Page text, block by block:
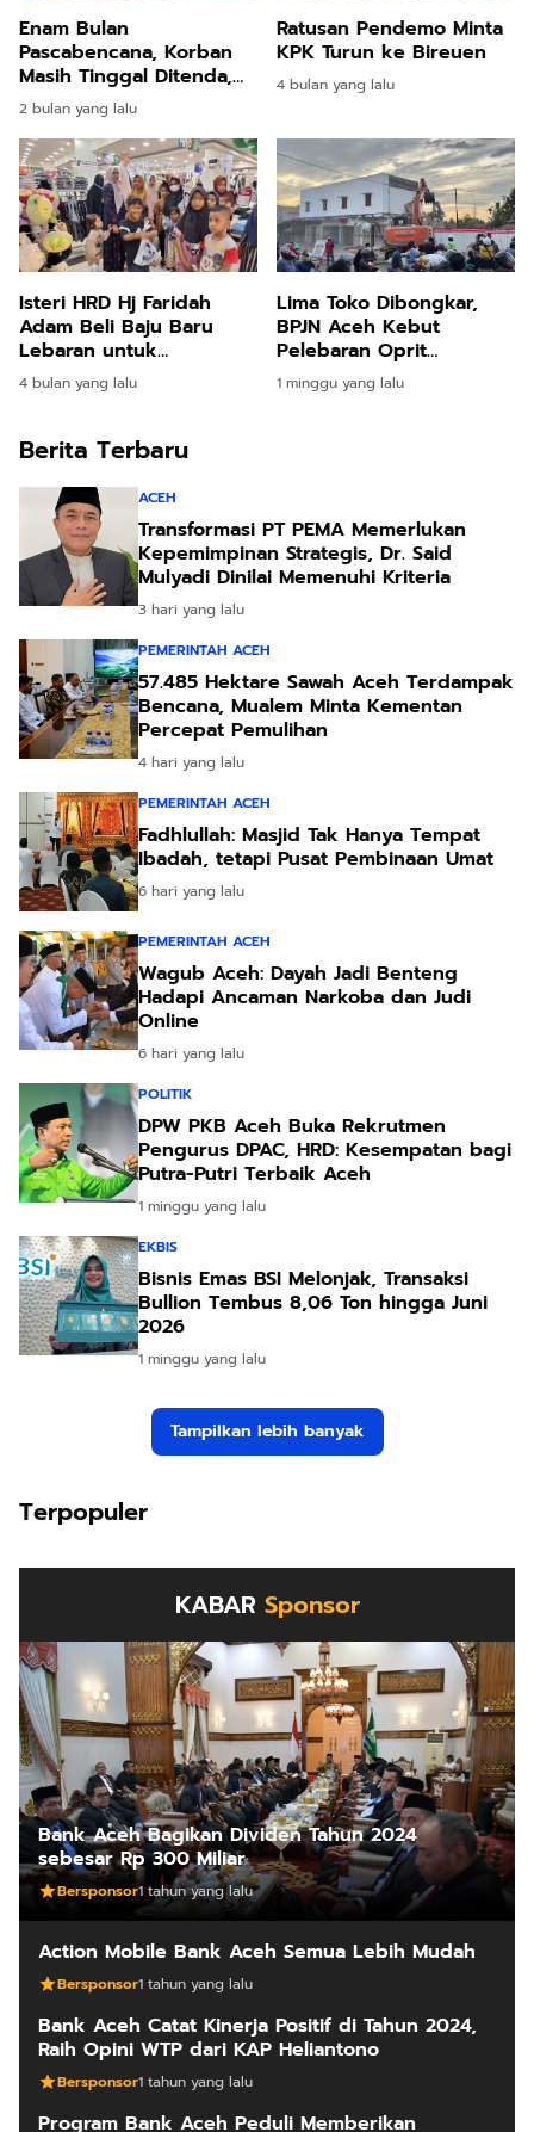
Enam Bulan
Pascabencana, Korban
Masih Tinggal Ditenda,
Surya Dharma
Pertanyakan Keseriusan
Bupati Bireuen
2 bulan yang lalu
Ratusan Pendemo Minta
KPK Turun ke Bireuen
4 bulan yang lalu
Isteri HRD Hj Faridah
Adam Beli Baju Baru
Lebaran untuk
Pengungsi Banjir di
Bireuen
4 bulan yang lalu
Lima Toko Dibongkar,
BPJN Aceh Kebut
Pelebaran Oprit
Jembatan Baru Kuta
Blang
1 minggu yang lalu
Berita Terbaru
ACEH
Transformasi PT PEMA Memerlukan
Kepemimpinan Strategis, Dr. Said
Mulyadi Dinilai Memenuhi Kriteria
3 hari yang lalu
PEMERINTAH ACEH
57.485 Hektare Sawah Aceh Terdampak
Bencana, Mualem Minta Kementan
Percepat Pemulihan
4 hari yang lalu
PEMERINTAH ACEH
Fadhlullah: Masjid Tak Hanya Tempat
Ibadah, tetapi Pusat Pembinaan Umat
6 hari yang lalu
PEMERINTAH ACEH
Wagub Aceh: Dayah Jadi Benteng
Hadapi Ancaman Narkoba dan Judi
Online
6 hari yang lalu
POLITIK
DPW PKB Aceh Buka Rekrutmen
Pengurus DPAC, HRD: Kesempatan bagi
Putra-Putri Terbaik Aceh
1 minggu yang lalu
EKBIS
Bisnis Emas BSI Melonjak, Transaksi
Bullion Tembus 8,06 Ton hingga Juni
2026
1 minggu yang lalu
Tampilkan lebih banyak
Terpopuler
KABAR Sponsor
Bank Aceh Bagikan Dividen Tahun 2024
sebesar Rp 300 Miliar
Bersponsor1 tahun yang lalu
Action Mobile Bank Aceh Semua Lebih Mudah
Bersponsor1 tahun yang lalu
Bank Aceh Catat Kinerja Positif di Tahun 2024,
Raih Opini WTP dari KAP Heliantono
Bersponsor1 tahun yang lalu
Program Bank Aceh Peduli Memberikan